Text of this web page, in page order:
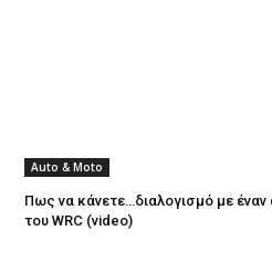
Auto & Moto
Πως να κάνετε…διαλογισμό με
του WRC (video)